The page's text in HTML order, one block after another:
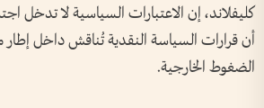
كليفلاند، إن الاعتبارات السياسية لا تدخل
أن قرارات السياسة النقدية تُناقش داخل
الضغوط الخارجية.